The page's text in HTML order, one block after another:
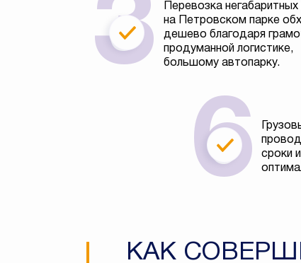
Перевозка негабаритных
на Петровском парке
дешево благодаря
продуманной логистике,
большому автопарку.
сроки
КАК